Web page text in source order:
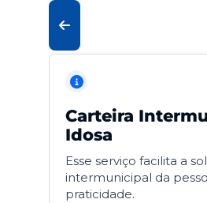
Carteira
Idosa
Esse serviço facilita a
intermunicipal da
praticidade.